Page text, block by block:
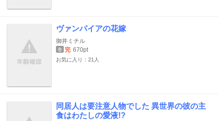
ヴァンパイアの花嫁
御井ミチル
巻 完 670pt
お気に入り：21人
同居人は要注意人物でした 異世界の彼の主
食はわたしの愛液!?